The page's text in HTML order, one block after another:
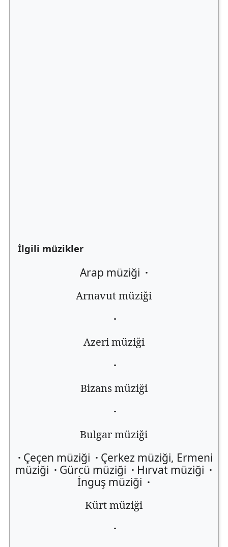
İlgili müzikler
Arap müziği ·
Arnavut müziği
·
Azeri müziği
·
Bizans müziği
·
Bulgar müziği
· Çeçen müziği · Çerkez müziği, Ermeni
müziği · Gürcü müziği · Hırvat müziği ·
İnguş müziği ·
Kürt müziği
·